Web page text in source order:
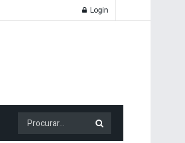
Login